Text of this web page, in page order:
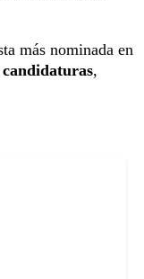
más nominada en
candidaturas,